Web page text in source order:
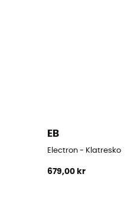
EB
Electron - Klatresko
679,00 kr